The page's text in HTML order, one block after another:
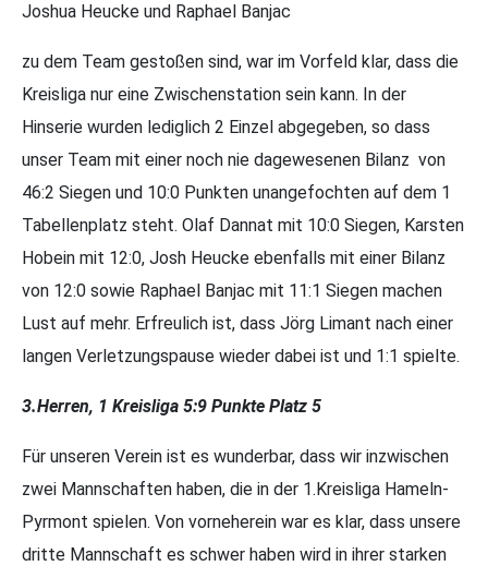
Joshua Heucke und Raphael Banjac
zu dem Team gestoßen sind, war im Vorfeld klar, dass die
Kreisliga nur eine Zwischenstation sein kann. In der
Hinserie wurden lediglich 2 Einzel abgegeben, so dass
unser Team mit einer noch nie dagewesenen Bilanz von
46:2 Siegen und 10:0 Punkten unangefochten auf dem 1
Tabellenplatz steht. Olaf Dannat mit 10:0 Siegen, Karsten
Hobein mit 12:0, Josh Heucke ebenfalls mit einer Bilanz
von 12:0 sowie Raphael Banjac mit 11:1 Siegen machen
Lust auf mehr. Erfreulich ist, dass Jörg Limant nach einer
langen Verletzungspause wieder dabei ist und 1:1 spielte.
3.Herren, 1 Kreisliga 5:9 Punkte Platz 5
Für unseren Verein ist es wunderbar, dass wir inzwischen
zwei Mannschaften haben, die in der 1.Kreisliga Hameln-
Pyrmont spielen. Von vorneherein war es klar, dass unsere
dritte Mannschaft es schwer haben wird in ihrer starken